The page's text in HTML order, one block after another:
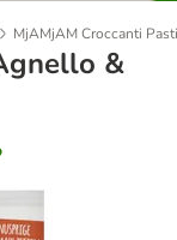
MjAMjAM Croccanti
&